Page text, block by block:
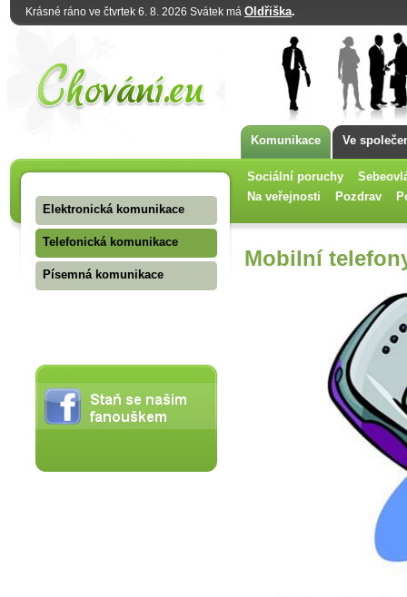
Krásné ráno ve čtvrtek 6. 8. 2026 Svátek má Oldřiška.
Komunikace Ve
Sociální poruchy
Na veřejnosti
Pozdrav
Elektronická komunikace
Telefonická komunikace
Písemná komunikace
Mobilní